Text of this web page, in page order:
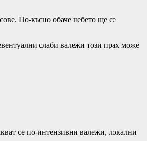
По-късно обаче небето ще се
слаби валежи този прах може
се по-интензивни валежи, локални